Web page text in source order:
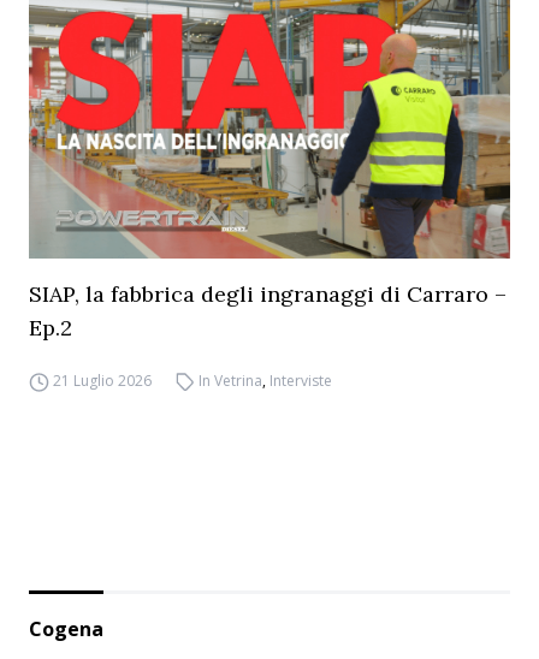
SIAP, la fabbrica degli ingranaggi di Carraro –
Ep.2
21 Luglio 2026 In Vetrina, Interviste
Cogena